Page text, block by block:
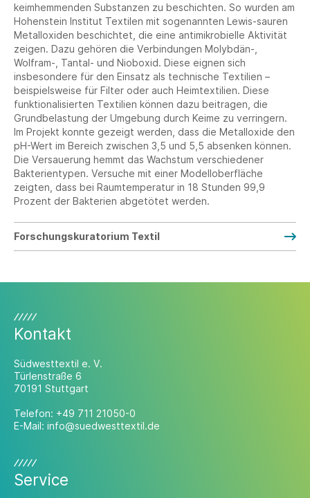
keimhemmenden Substanzen zu beschichten. So wurden am
Hohenstein Institut Textilen mit sogenannten Lewis-sauren
Metalloxiden beschichtet, die eine antimikrobielle Aktivität
zeigen. Dazu gehören die Verbindungen Molybdän-,
Wolfram-, Tantal- und Nioboxid. Diese eignen sich
insbesondere für den Einsatz als technische Textilien –
beispielsweise für Filter oder auch Heimtextilien. Diese
funktionalisierten Textilien können dazu beitragen, die
Grundbelastung der Umgebung durch Keime zu verringern.
Im Projekt konnte gezeigt werden, dass die Metalloxide den
pH-Wert im Bereich zwischen 3,5 und 5,5 absenken können.
Die Versauerung hemmt das Wachstum verschiedener
Bakterientypen. Versuche mit einer Modelloberfläche
zeigten, dass bei Raumtemperatur in 18 Stunden 99,9
Prozent der Bakterien abgetötet werden.
Forschungskuratorium Textil
Kontakt
Südwesttextil e. V.
Türlenstraße 6
70191 Stuttgart
Telefon: +49 711 21050-0
E-Mail: info@suedwesttextil.de
Service